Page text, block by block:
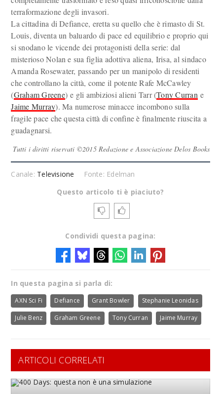
terraformazione degli invasori.
La cittadina di Defiance, eretta su quello che è rimasto di St.
Louis, diventa un baluardo di pace ed equilibrio e proprio qui
si snodano le vicende dei protagonisti della serie: dal
misterioso Nolan e sua figlia adottiva aliena, Irisa, al sindaco
Amanda Rosewater, passando per un manipolo di residenti
che controllano la città, come il potente Rafe McCawley
(Graham Greene) e gli ambiziosi alieni Tarr (Tony Curran e
Jaime Murray). Ma numerose minacce incombono sulla
fragile pace che questa città di confine è finalmente riuscita a
guadagnarsi.
Tutti i diritti riservati ©2015 Redazione e Associazione Delos Books
Canale: Televisione
Fonte: Edelman
Questo articolo ti è piaciuto?
Condividi questa pagina:
In questa pagina si parla di:
AXN Sci Fi Defiance Grant Bowler Stephanie Leonidas
Julie Benz Graham Greene Tony Curran Jaime Murray
ARTICOLI CORRELATI